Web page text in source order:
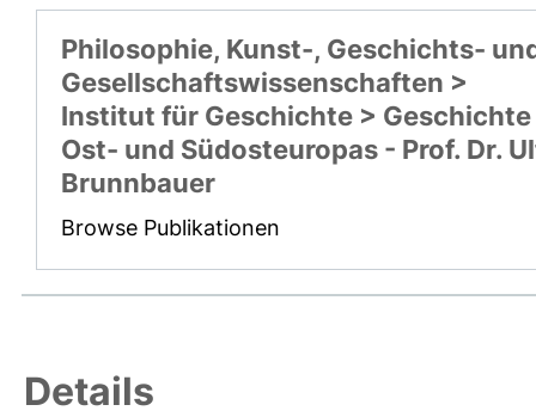
Philosophie, Kunst-, Geschichts-
Gesellschaftswissenschaften >
Institut für Geschichte > Geschichte
Ost- und Südosteuropas - Prof. Dr.
Brunnbauer
Browse Publikationen
Details